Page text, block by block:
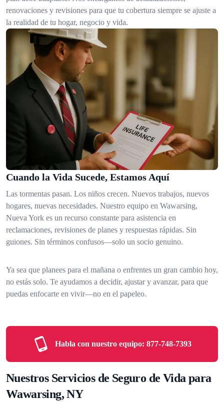
renovaciones y revisiones para que tu cobertura siempre se ajuste a
la realidad de tu hogar, negocio y vida.
Cuando la Vida Sucede, Estamos Aquí
Las tormentas pasan. Los niños crecen. Nuevos trabajos, nuevos
hogares, nuevas necesidades. Nuestro equipo en Wawarsing,
Nueva York es un recurso constante para asistencia en
reclamaciones, revisiones de planes y respuestas rápidas. Sin
guiones. Sin términos confusos—solo un socio genuino.
Ya sea que planees para el mañana o enfrentes un gran cambio hoy,
no estás solo. Te ayudamos a decidir, ajustar y avanzar, para que
puedas enfocarte en vivir—no en el papeleo.
Habla con nuestro equipo: 877-748-7393
Nuestros Servicios de Seguro de Vida para
Wawarsing, NY